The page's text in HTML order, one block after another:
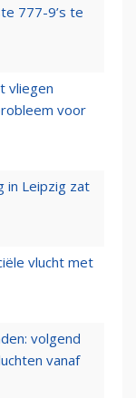
777-9’s te
vliegen
voor
in Leipzig zat
vlucht met
volgend
vanaf